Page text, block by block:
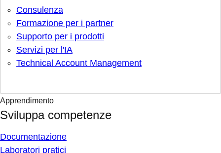
Consulenza
Formazione per i partner
Supporto per i prodotti
Servizi per l'IA
Technical Account Management
Apprendimento
Sviluppa competenze
Documentazione
Laboratori pratici